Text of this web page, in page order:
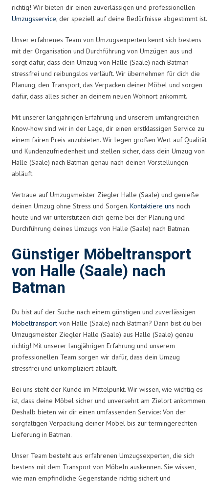
richtig! Wir bieten dir einen zuverlässigen und professionellen
Umzugsservice, der speziell auf deine Bedürfnisse abgestimmt ist.
Unser erfahrenes Team von Umzugsexperten kennt sich bestens
mit der Organisation und Durchführung von Umzügen aus und
sorgt dafür, dass dein Umzug von Halle (Saale) nach Batman
stressfrei und reibungslos verläuft. Wir übernehmen für dich die
Planung, den Transport, das Verpacken deiner Möbel und sorgen
dafür, dass alles sicher an deinem neuen Wohnort ankommt.
Mit unserer langjährigen Erfahrung und unserem umfangreichen
Know-how sind wir in der Lage, dir einen erstklassigen Service zu
einem fairen Preis anzubieten. Wir legen großen Wert auf Qualität
und Kundenzufriedenheit und stellen sicher, dass dein Umzug von
Halle (Saale) nach Batman genau nach deinen Vorstellungen
abläuft.
Vertraue auf Umzugsmeister Ziegler Halle (Saale) und genieße
deinen Umzug ohne Stress und Sorgen. Kontaktiere uns noch
heute und wir unterstützen dich gerne bei der Planung und
Durchführung deines Umzugs von Halle (Saale) nach Batman.
Günstiger Möbeltransport
von Halle (Saale) nach
Batman
Du bist auf der Suche nach einem günstigen und zuverlässigen
Möbeltransport von Halle (Saale) nach Batman? Dann bist du bei
Umzugsmeister Ziegler Halle (Saale) aus Halle (Saale) genau
richtig! Mit unserer langjährigen Erfahrung und unserem
professionellen Team sorgen wir dafür, dass dein Umzug
stressfrei und unkompliziert abläuft.
Bei uns steht der Kunde im Mittelpunkt. Wir wissen, wie wichtig es
ist, dass deine Möbel sicher und unversehrt am Zielort ankommen.
Deshalb bieten wir dir einen umfassenden Service: Von der
sorgfältigen Verpackung deiner Möbel bis zur termingerechten
Lieferung in Batman.
Unser Team besteht aus erfahrenen Umzugsexperten, die sich
bestens mit dem Transport von Möbeln auskennen. Sie wissen,
wie man empfindliche Gegenstände richtig sichert und